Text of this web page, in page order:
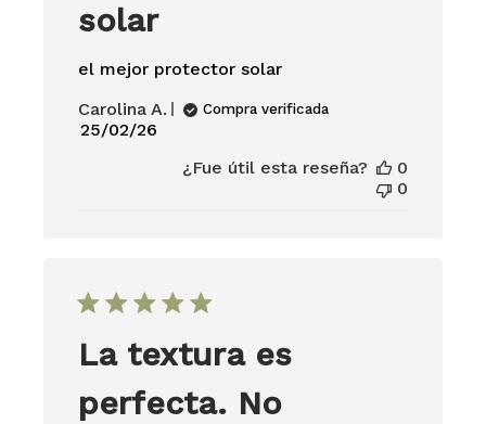
solar
el mejor protector solar
Carolina A.
Compra verificada
Fecha
publicación
25/02/26
¿Fue útil esta reseña?
0
0
La textura es
perfecta. No